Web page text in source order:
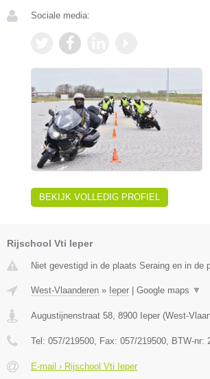
Sociale media:
BEKIJK VOLLEDIG PROFIEL
Rijschool Vti Ieper
Niet gevestigd in de plaats Seraing en in de
West-Vlaanderen » Ieper Google maps ▼
Augustijnenstraat 58, 8900 Ieper (West-
Tel: 057/219500, Fax: 057/219500, BTW-nr:
E-mail › Rijschool Vti Ieper